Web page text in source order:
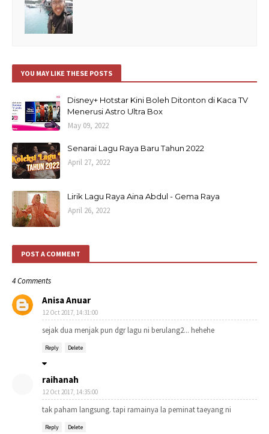
YOU MAY LIKE THESE POSTS
Disney+ Hotstar Kini Boleh Ditonton di Kaca TV
Menerusi Astro Ultra Box
May 09, 2022
Senarai Lagu Raya Baru Tahun 2022
April 27, 2022
Lirik Lagu Raya Aina Abdul - Gema Raya
April 26, 2022
POST A COMMENT
4 Comments
Anisa Anuar
12 Oct 2017, 14:31:00
sejak dua menjak pun dgr lagu ni berulang2... hehehe
Reply Delete
raihanah
12 Oct 2017, 14:35:00
tak paham langsung. tapi ramainya la peminat taeyang ni
Reply Delete